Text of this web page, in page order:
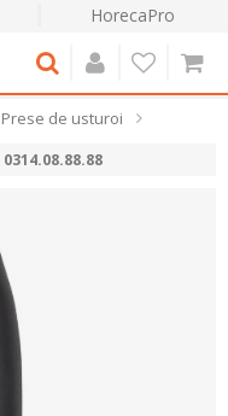
HorecaPro
Prese de usturoi
0314.08.88.88